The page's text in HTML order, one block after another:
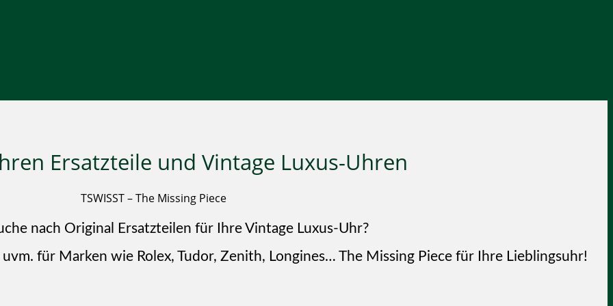
Ersatzteile und Vintage Luxus-Uhren
TSWISST – The Missing Piece
nach Original Ersatzteilen für Ihre Vintage Luxus-Uhr?
für Marken wie Rolex, Tudor, Zenith, Longines… The Missing Piece für Ihre Lieblingsuhr!